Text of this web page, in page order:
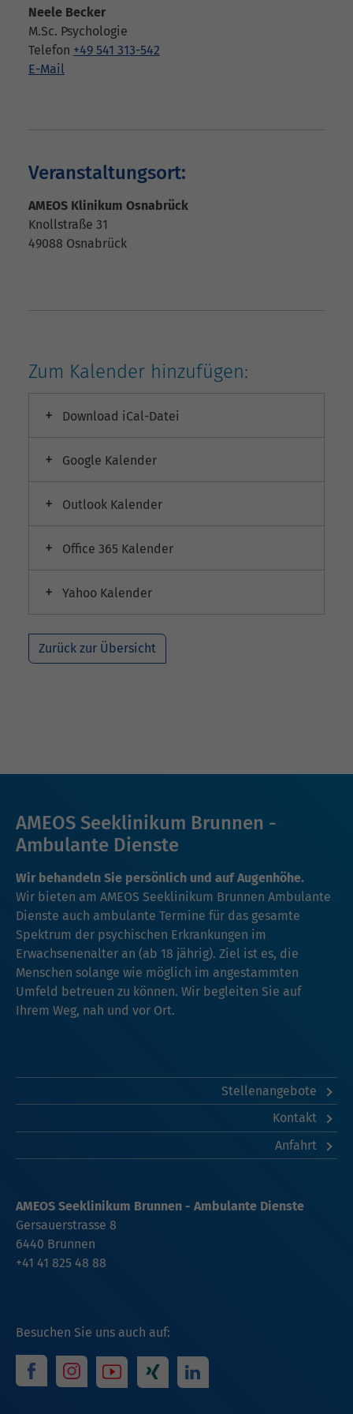
Neele Becker
M.Sc. Psychologie
Telefon +49 541 313-542
E-Mail
Veranstaltungsort:
AMEOS Klinikum Osnabrück
Knollstraße 31
49088 Osnabrück
Zum Kalender hinzufügen:
Download iCal-Datei
Google Kalender
Outlook Kalender
Office 365 Kalender
Yahoo Kalender
Zurück zur Übersicht
AMEOS Seeklinikum Brunnen -
Ambulante Dienste
Wir behandeln Sie persönlich und auf Augenhöhe.
Wir bieten am AMEOS Seeklinikum Brunnen Ambulante
Dienste auch ambulante Termine für das gesamte
Spektrum der psychischen Erkrankungen im
Erwachsenenalter an (ab 18 jährig). Ziel ist es, die
Menschen solange wie möglich im angestammten
Umfeld betreuen zu können. Wir begleiten Sie auf
Ihrem Weg, nah und vor Ort.
Stellenangebote
Kontakt
Anfahrt
Besuchen Sie uns auch auf:
AMEOS Seeklinikum Brunnen - Ambulante Dienste
Gersauerstrasse 8
6440 Brunnen
+41 41 825 48 88